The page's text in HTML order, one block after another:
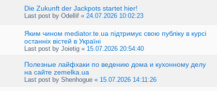
Die Zukunft der Jackpots startet hier!
Last post by Odellif « 24.07.2026 10:02:23
Яким чином mediator.te.ua підтримує свою публіку в курсі
останніх вістей в Україні
Last post by Joietig « 15.07.2026 20:54:40
Полезные лайфхаки по ведению дома и кухонному делу
на сайте zemelka.ua
Last post by Shenhogue « 15.07.2026 14:11:26